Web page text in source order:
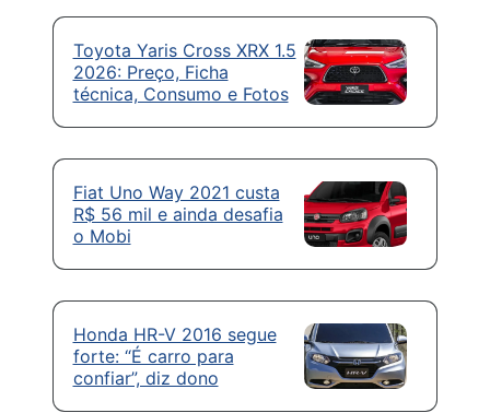
Toyota Yaris Cross XRX 1.5
2026: Preço, Ficha
técnica, Consumo e Fotos
Fiat Uno Way 2021 custa
R$ 56 mil e ainda desafia
o Mobi
Honda HR-V 2016 segue
forte: “É carro para
confiar”, diz dono